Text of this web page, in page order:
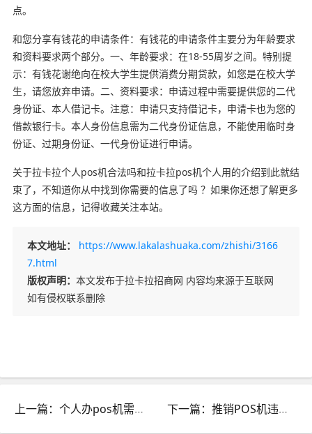
点。
和您分享有钱花的申请条件：有钱花的申请条件主要分为年龄要求
和资料要求两个部分。一、年龄要求：在18-55周岁之间。特别提
示：有钱花谢绝向在校大学生提供消费分期贷款，如您是在校大学
生，请您放弃申请。二、资料要求：申请过程中需要提供您的二代
身份证、本人借记卡。注意：申请只支持借记卡，申请卡也为您的
借款银行卡。本人身份信息需为二代身份证信息，不能使用临时身
份证、过期身份证、一代身份证进行申请。
关于拉卡拉个人pos机合法吗和拉卡拉pos机个人用的介绍到此就结
束了，不知道你从中找到你需要的信息了吗 ？如果你还想了解更多
这方面的信息，记得收藏关注本站。
本文地址：
https://www.lakalashuaka.com/zhishi/3166
7.html
版权声明： 本文发布于拉卡拉招商网 内容均来源于互联网
如有侵权联系删除
上一篇：个人办pos机需要什么资料_个人pos机办理流程需要什么资料 下一篇：推销POS机违法吗_被推销pos机的给忽悠了